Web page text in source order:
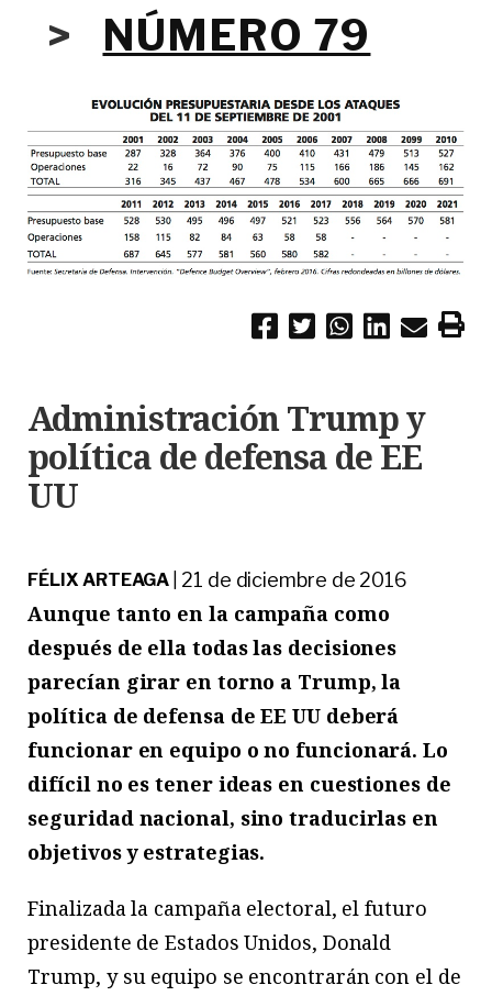
> NÚMERO 79
Administración Trump y
política de defensa de EE
UU
FÉLIX ARTEAGA 21 de diciembre de 2016
Aunque tanto en la campaña como
después de ella todas las decisiones
parecían girar en torno a Trump, la
política de defensa de EE UU deberá
funcionar en equipo o no funcionará. Lo
difícil no es tener ideas en cuestiones de
seguridad nacional, sino traducirlas en
objetivos y estrategias.
Finalizada la campaña electoral, el futuro
presidente de Estados Unidos, Donald
Trump, y su equipo se encontrarán con el de